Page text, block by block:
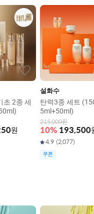
초 2종 세
원
설화수
탄력3종 세트
5ml+50ml)
215,000원
10% 193,500
4.9 (2,077)
쿠폰